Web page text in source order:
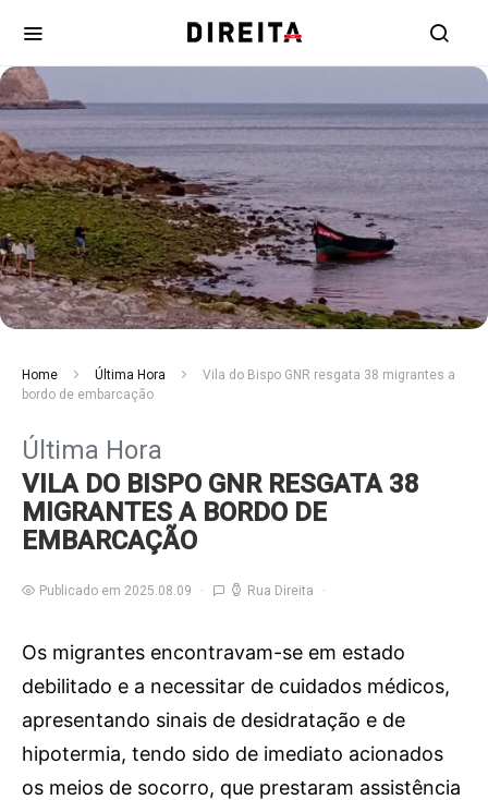
Home Última Hora
Vila do Bispo GNR resgata 38 migrantes a
bordo de embarcação
Última Hora
VILA DO BISPO GNR RESGATA 38
MIGRANTES A BORDO DE
EMBARCAÇÃO
Publicado em 2025.08.09 Rua Direita
Os migrantes encontravam-se em estado
debilitado e a necessitar de cuidados médicos,
apresentando sinais de desidratação e de
hipotermia, tendo sido de imediato acionados
os meios de socorro, que prestaram assistência